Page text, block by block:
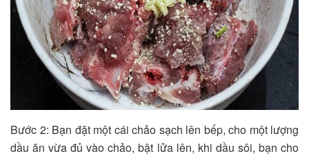
Bước 2: Bạn đặt một cái chảo sạch lên bếp, cho một lượng
dầu ăn vừa đủ vào chảo, bật lửa lên, khi dầu sôi, bạn cho